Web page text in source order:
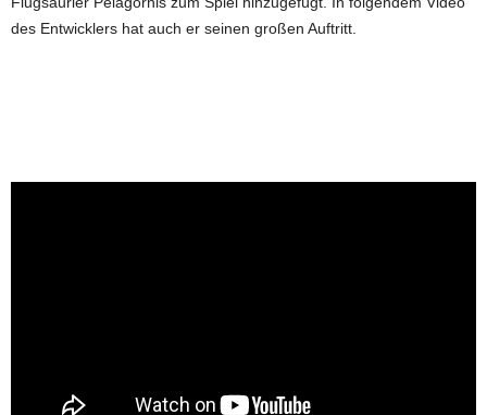
des Entwicklers hat auch er seinen großen Auftritt.